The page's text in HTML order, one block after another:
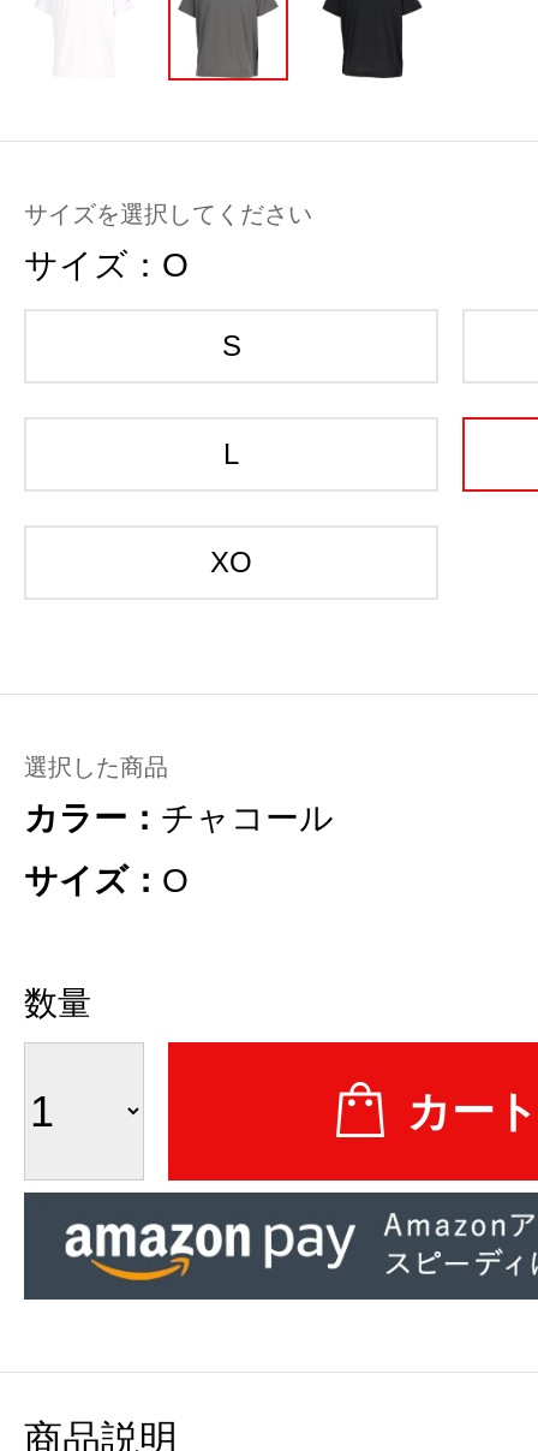
サイズを選択してください
サイズ： O
S
L
XO
選択した商品
カラー： チャコール
サイズ： O
数量
商品説明